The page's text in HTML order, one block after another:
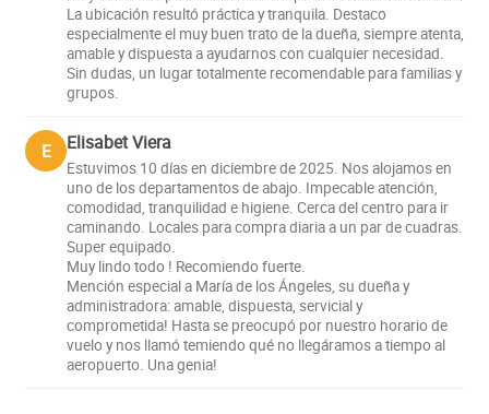
La ubicación resultó práctica y tranquila. Destaco
especialmente el muy buen trato de la dueña, siempre atenta,
amable y dispuesta a ayudarnos con cualquier necesidad.
Sin dudas, un lugar totalmente recomendable para familias y
grupos.
E Elisabet Viera
Estuvimos 10 días en diciembre de 2025. Nos alojamos en
uno de los departamentos de abajo. Impecable atención,
comodidad, tranquilidad e higiene. Cerca del centro para ir
caminando. Locales para compra diaria a un par de cuadras.
Super equipado.
Muy lindo todo ! Recomiendo fuerte.
Mención especial a María de los Ángeles, su dueña y
administradora: amable, dispuesta, servicial y
comprometida! Hasta se preocupó por nuestro horario de
vuelo y nos llamó temiendo qué no llegáramos a tiempo al
aeropuerto. Una genia!